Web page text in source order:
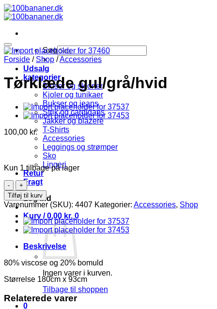
Fortsæt
til
Søg
×
Udsalg
kategorier
Bluser og skjorter
Kjoler og tunikaer
Bukser og jeans
Strik og cardigans
Jakker og blazere
T-Shirts
Accessories
Leggings og strømper
Sko
Lingeri
Retur
Fragt
Log ind
Kurv /0,00 kr. 0
Ingen varer i kurven.
Tilbage til shoppen
0
Forside / Shop /Accessories
Tørklæde gul/grå/hvid
100,00 kr.
Kun 1 tilbage på lager
Tørklæde
gul/grå/hvid
antal
Tilføj til kurv
Varenummer (SKU): 4407 Kategorier: Accessories, Shop
Beskrivelse
80% viscose og 20% bomuld
Størrelse 180cm x 93cm
Relaterede varer